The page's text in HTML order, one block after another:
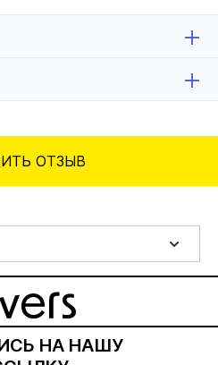
ОТЗЫВ
НА НАШУ